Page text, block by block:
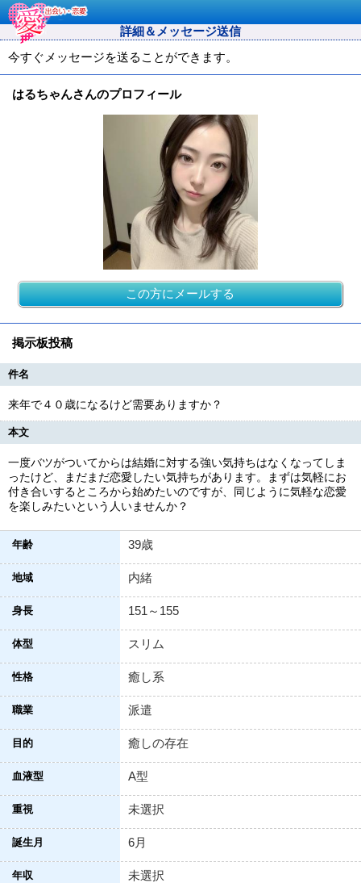
詳細＆メッセージ送信
今すぐメッセージを送ることができます。
はるちゃんさんのプロフィール
この方にメールする
掲示板投稿
件名
来年で４０歳になるけど需要ありますか？
本文
一度バツがついてからは結婚に対する強い気持ちはなくなってしま
ったけど、まだまだ恋愛したい気持ちがあります。まずは気軽にお
付き合いするところから始めたいのですが、同じように気軽な恋愛
を楽しみたいという人いませんか？
年齢 39歳
地域 内緒
身長 151～155
体型 スリム
性格 癒し系
職業 派遣
目的 癒しの存在
血液型 A型
重視 未選択
誕生月 6月
年収 未選択